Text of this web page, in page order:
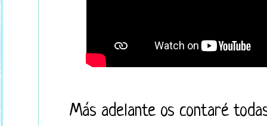
Más adelante os contaré